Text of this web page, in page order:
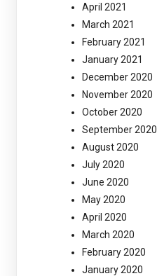
April 2021
March 2021
February 2021
January 2021
December 2020
November 2020
October 2020
September 2020
August 2020
July 2020
June 2020
May 2020
April 2020
March 2020
February 2020
January 2020